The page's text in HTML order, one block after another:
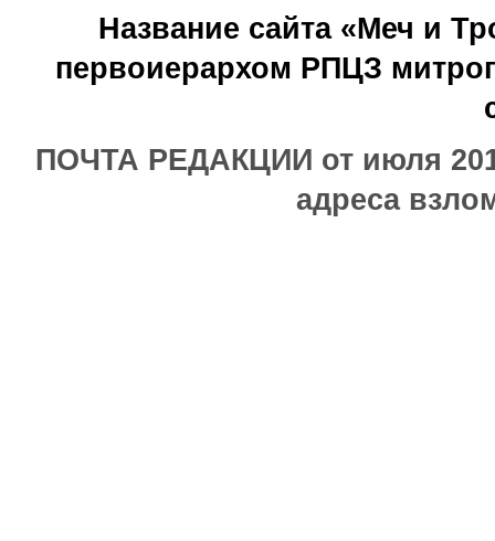
Название сайта «Меч и
первоиерархом РПЦЗ
ПОЧТА РЕДАКЦИИ от июля
адреса